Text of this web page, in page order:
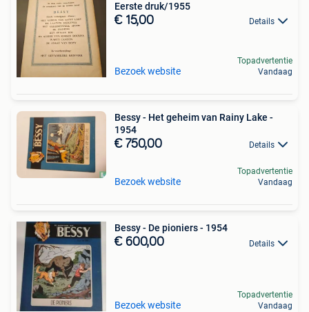
Eerste druk/1955
€ 15,00 Details
Bezoek website
Topadvertentie
Vandaag
Bessy - Het geheim van Rainy Lake -
1954
€ 750,00 Details
Bezoek website
Topadvertentie
Vandaag
Bessy - De pioniers - 1954
€ 600,00 Details
Bezoek website
Topadvertentie
Vandaag